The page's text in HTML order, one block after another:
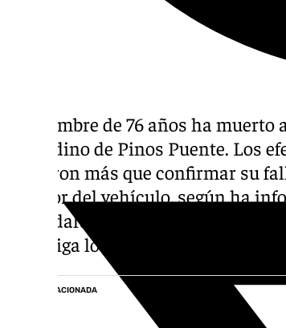
Un hombre de 76 años ha
granadino de Pinos Puente. Los
pudieron más que confirmar su
interior del vehículo, según ha
de Andalucía. La Guardia Civil
investiga los hechos para tratar
NOTICIA RELACIONADA